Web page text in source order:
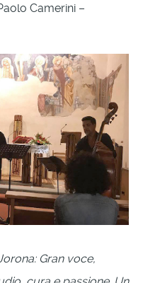
Camerini –
Gran voce,